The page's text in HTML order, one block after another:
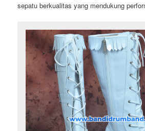
sepatu berkualitas yang mendukung